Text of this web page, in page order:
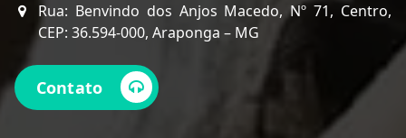
Rua: Benvindo dos Anjos Macedo, Nº 71, Centro,
CEP: 36.594-000, Araponga – MG
Contato